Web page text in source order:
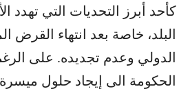
كأحد أبرز التحديات التي تهدد
البلد، خاصة بعد انتهاء القرض
الدولي وعدم تجديده. على
الحكومة الى إيجاد حلول